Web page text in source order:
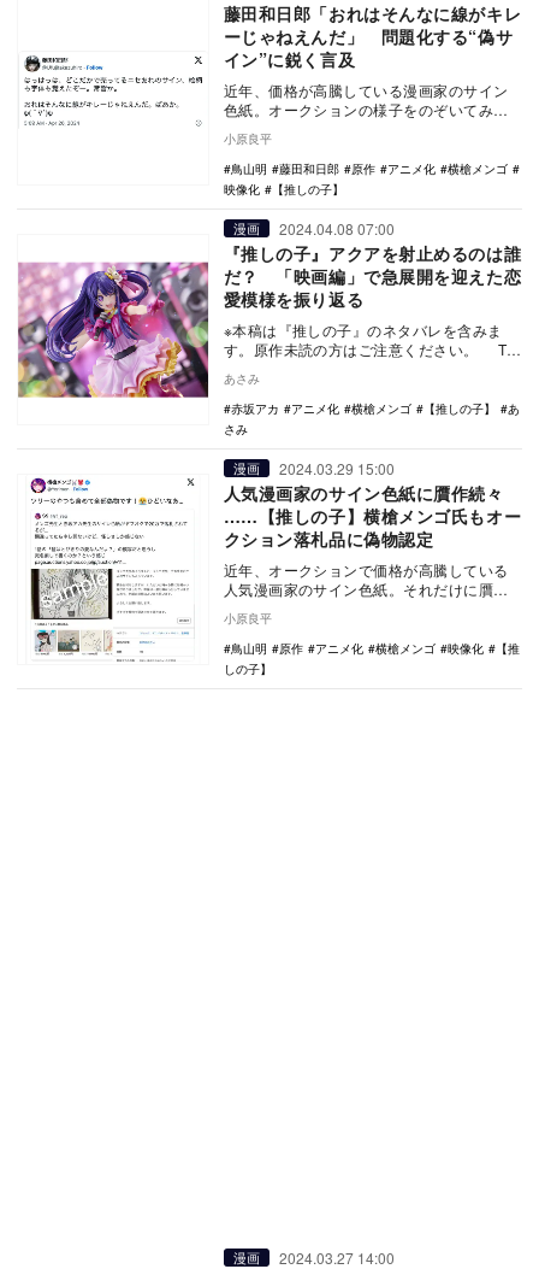
藤田和日郎「おれはそんなに線がキレ
ーじゃねえんだ」 問題化する“偽サ
イン”に鋭く言及
近年、価格が高騰している漫画家のサイン
色紙。オークションの様子をのぞいてみる
も高額入札が相…
小原良平
鳥山明
藤田和日郎 原作 アニメ化
横槍メンゴ
映像化
【推しの子】
漫画 2024.04.08 07:00
『推しの子』アクアを射止めるのは誰
だ？ 「映画編」で急展開を迎えた恋
愛模様を振り返る
※本稿は『推しの子』のネタバレを含みま
す。原作未読の方はご注意ください。 TV
子』。原作…
あさみ
赤坂アカ
アニメ化 横槍メンゴ 【推しの子】
あ
さみ
漫画 2024.03.29 15:00
人気漫画家のサイン色紙に贋作続々
……【推しの子】横槍メンゴ氏もオー
クション落札品に偽物認定
近年、オークションで価格が高騰している
人気漫画家のサイン色紙。それだけに贋作
抱える鳥山明さ…
小原良平
鳥山明
原作 アニメ化 横槍メンゴ 映像化
【推
しの子】
漫画 2024.03.27 14:00